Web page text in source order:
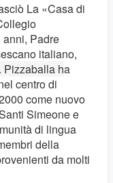
La «Casa di
anni, Padre
italiano,
Pizzaballa ha
centro di
come nuovo
Simeone e
di lingua
della
da molti